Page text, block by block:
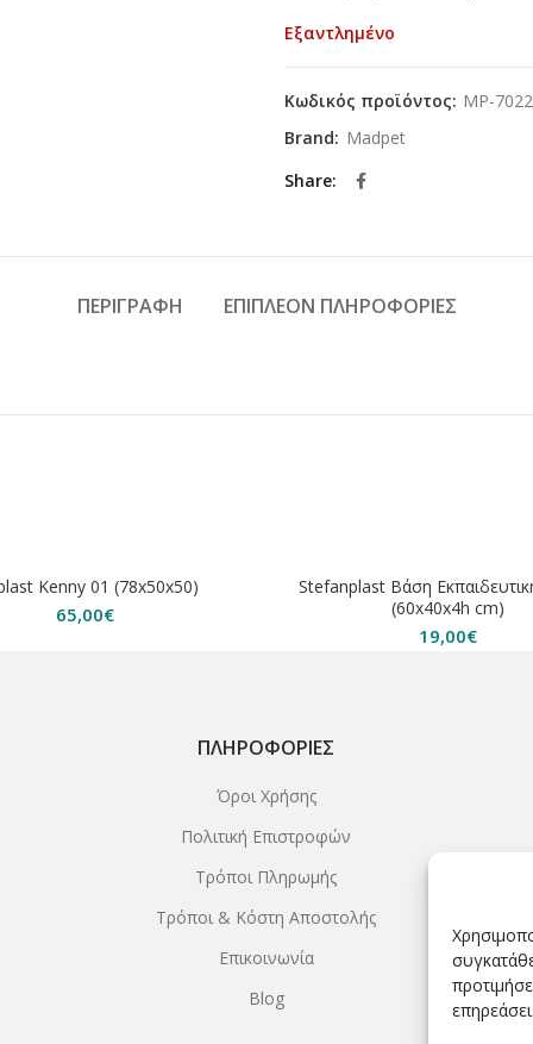
Εξαντλημένο
Κωδικός προϊόντος: MP-
Brand: Madpet
Share
ΠΕΡΙΓΡΑΦΉ ΕΠΙΠΛΈΟΝ ΠΛΗΡΟΦΟΡΊΕΣ
Kenny 01 (78x50x50)
65,00€
Stefanplast Βάση
(60x40x4h cm)
19,00€
ΠΛΗΡΟΦΟΡΊΕΣ
Όροι Χρήσης
Πολιτική Επιστροφών
Τρόποι Πληρωμής
Τρόποι & Κόστη Αποστολής
Επικοινωνία
Blog